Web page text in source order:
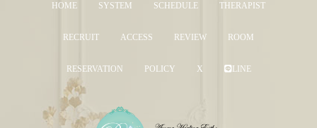
HOME SYSTEM SCHEDULE THERAPIST
RECRUIT ACCESS REVIEW ROOM
RESERVATION POLICY X LINE